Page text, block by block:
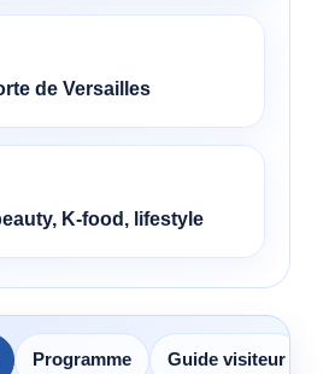
de Versailles
K-food, lifestyle
Programme Guide visiteur